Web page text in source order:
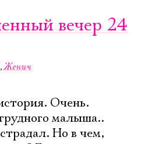
вечер 24
,Женич
Очень.
малыша..
Но в чем,